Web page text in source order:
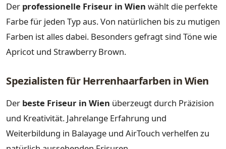
Der professionelle Friseur in Wien wählt die perfekte
Farbe für jeden Typ aus. Von natürlichen bis zu mutigen
Farben ist alles dabei. Besonders gefragt sind Töne wie
Apricot und Strawberry Brown.
Spezialisten für Herrenhaarfarben in Wien
Der beste Friseur in Wien überzeugt durch Präzision
und Kreativität. Jahrelange Erfahrung und
Weiterbildung in Balayage und AirTouch verhelfen zu